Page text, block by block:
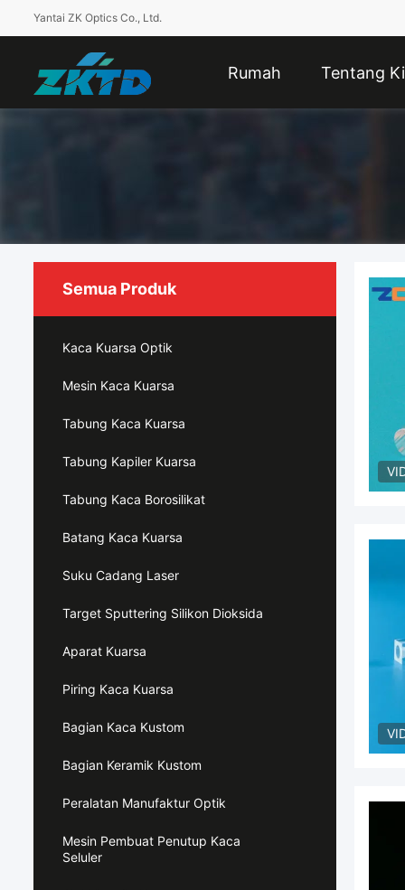
Yantai ZK Optics Co., Ltd.
Rumah Tentang
Semua Produk
Kaca Kuarsa Optik
Mesin Kaca Kuarsa
Tabung Kaca Kuarsa
Tabung Kapiler Kuarsa
Tabung Kaca Borosilikat
Batang Kaca Kuarsa
Suku Cadang Laser
Target Sputtering Silikon Dioksida
Aparat Kuarsa
Piring Kaca Kuarsa
Bagian Kaca Kustom
Bagian Keramik Kustom
Peralatan Manufaktur Optik
Mesin Pembuat Penutup Kaca
Seluler